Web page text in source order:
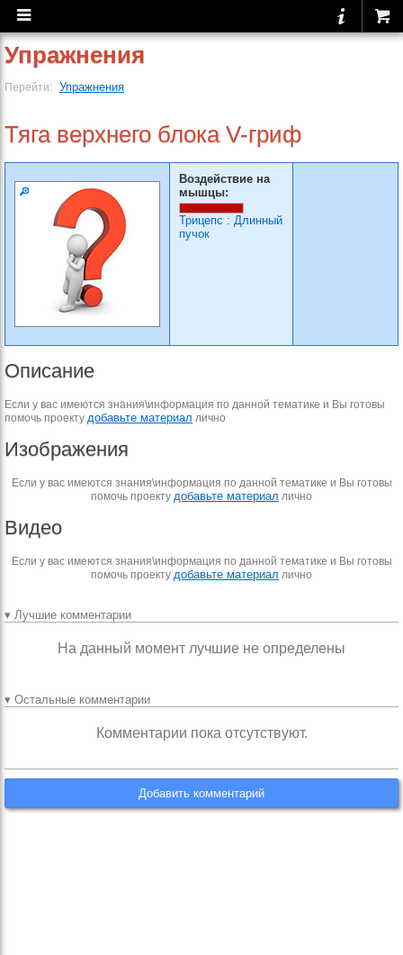
Упражнения
Перейти: Упражнения
Тяга верхнего блока V-гриф
Воздействие на
мышцы:
Трицепс : Длинный
пучок
Описание
Если у вас имеются знания\информация по данной тематике и Вы готовы
помочь проекту добавьте материал лично
Изображения
Если у вас имеются знания\информация по данной тематике и Вы готовы
помочь проекту добавьте материал лично
Видео
Если у вас имеются знания\информация по данной тематике и Вы готовы
помочь проекту добавьте материал лично
▾ Лучшие комментарии
На данный момент лучшие не определены
▾ Остальные комментарии
Комментарии пока отсутствуют.
Добавить комментарий